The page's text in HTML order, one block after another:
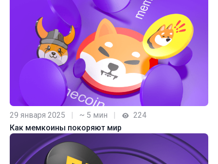
29 января 2025 | ~ 5 мин |
224
Как мемкоины покоряют мир